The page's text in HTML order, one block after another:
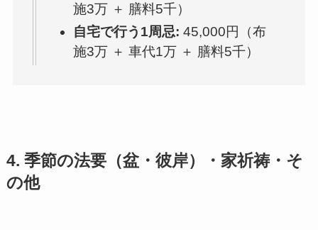
施3万 ＋ 膳料5千）
自宅で行う1周忌: 45,000円（布
施3万 ＋ 車代1万 ＋ 膳料5千）
4. 季節の法要（盆・彼岸）・家祈祷・そ
の他